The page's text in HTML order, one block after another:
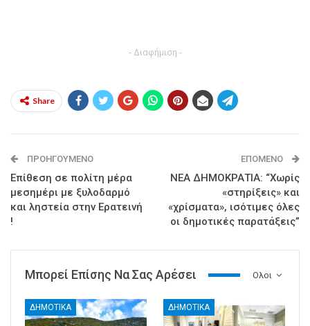
- Διαφήμιση -
Share
ΠΡΟΗΓΟΎΜΕΝΟ
Επίθεση σε πολίτη μέρα
μεσημέρι με ξυλοδαρμό
και ληστεία στην Ερατεινή
!
ΕΠΌΜΕΝΟ
ΝΕΑ ΔΗΜΟΚΡΑΤΙΑ: “Χωρίς
«στηρίξεις» και
«χρίσματα», ισότιμες όλες
οι δημοτικές παρατάξεις”
Ολοι
Μπορεί Επίσης Να Σας Αρέσει
ΔΗΜΟΤΙΚΑ ΔΗΜΟΤΙΚΑ